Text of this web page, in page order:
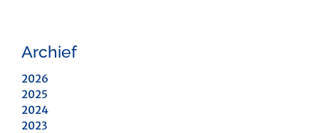
Archief
2026
2025
2024
2023